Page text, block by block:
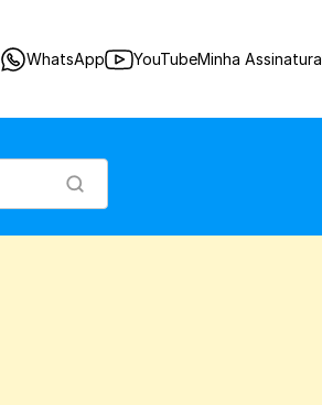
WhatsApp YouTubeMinha Assinatura